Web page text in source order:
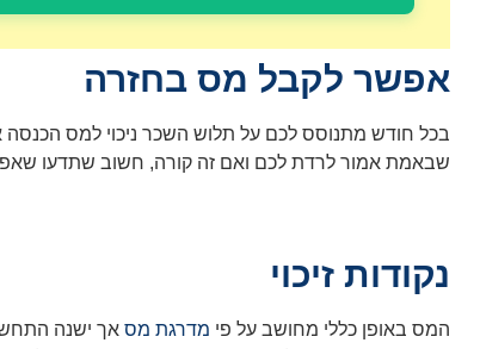
אפשר לקבל מס בחזרה
בכל חודש מתנוסס לכם על תלוש השכר ניכוי למס הכנסה
שבאמת אמור לרדת לכם ואם זה קורה, חשוב שתדעו
נקודות זיכוי
המס באופן כללי מחושב על פי מדרגת מס